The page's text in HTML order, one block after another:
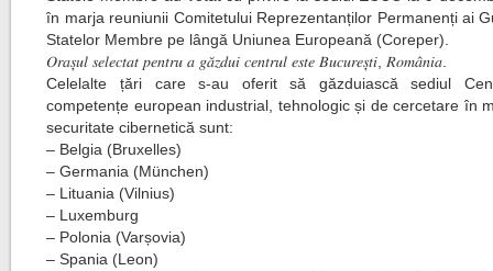
în marja reuniunii Comitetului Reprezentanților Permanenți ai
Statelor Membre pe lângă Uniunea Europeană (Coreper).
𝑂𝑟𝑎𝑠̦𝑢𝑙 𝑠𝑒𝑙𝑒𝑐𝑡𝑎𝑡 𝑝𝑒𝑛𝑡𝑟𝑢 𝑎 𝑔𝑎̆𝑧𝑑𝑢𝑖 𝑐𝑒𝑛𝑡𝑟𝑢𝑙 𝑒𝑠𝑡𝑒 𝐵𝑢𝑐𝑢𝑟𝑒𝑠̦𝑡𝑖, 𝑅𝑜𝑚𝑎̂𝑛𝑖𝑎.
Celelalte țări care s-au oferit să găzduiască sediul
competențe european industrial, tehnologic și de cercetare în
securitate cibernetică sunt:
– Belgia (Bruxelles)
– Germania (München)
– Lituania (Vilnius)
– Luxemburg
– Polonia (Varșovia)
– Spania (Leon)